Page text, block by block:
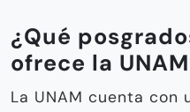
¿Qué
ofrece la
La UNAM cuenta con